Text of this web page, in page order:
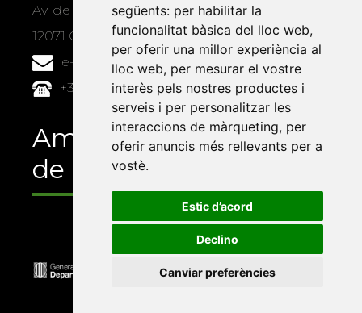
següents: per habilitar la
funcionalitat bàsica del lloc web,
per oferir una millor experiència al
lloc web, per mesurar el vostre
interès pels nostres productes i
serveis i per personalitzar les
interaccions de màrqueting, per
oferir anuncis més rellevants per a
vostè.
Estic d’acord
Declino
Canviar preferències
Av. de Vicent Sos Baynat, s/n
12071 Castelló de la Plana
e-buc@vives.org
+34 964 72 89 93
Amb el suport
de